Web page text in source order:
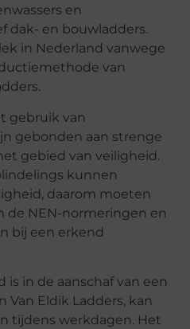
en
dak- en bouwladders.
in Nederland vanwege
van
gebruik van
gebonden aan strenge
gebied van veiligheid.
kunnen
daarom moeten
de NEN-normeringen en
bij een erkend
is in de aanschaf van een
Van Eldik Ladders, kan
tijdens werkdagen. Het